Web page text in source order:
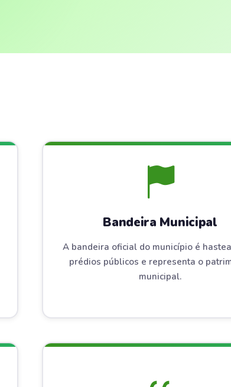
Bandeira Municipal
A bandeira oficial do município é
prédios públicos e representa o
municipal.